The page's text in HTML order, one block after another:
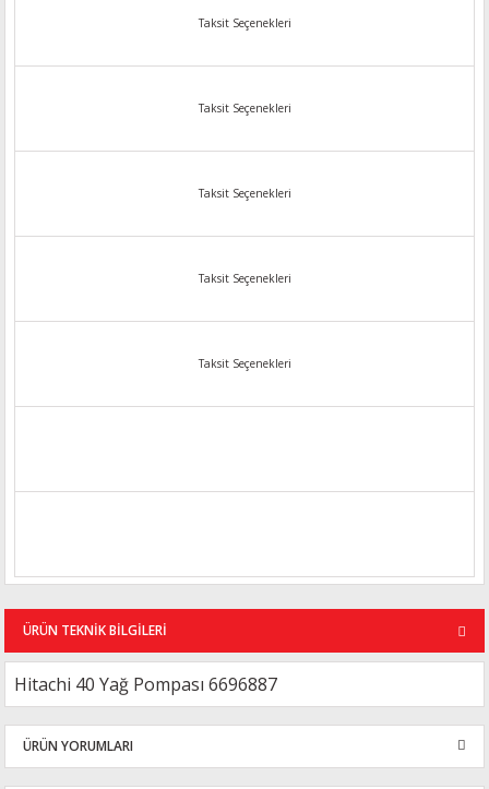
Taksit Seçenekleri
Taksit Seçenekleri
Taksit Seçenekleri
Taksit Seçenekleri
Taksit Seçenekleri
ÜRÜN TEKNİK BİLGİLERİ
Hitachi 40 Yağ Pompası 6696887
ÜRÜN YORUMLARI